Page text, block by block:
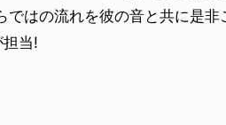
はの流れを彼の音と共に是非
当!